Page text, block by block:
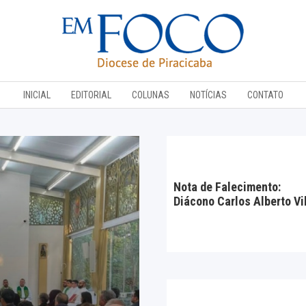
INICIAL EDITORIAL COLUNAS NOTÍCIAS CONTATO
Nota de Falecimento:
Diácono Carlos Alberto